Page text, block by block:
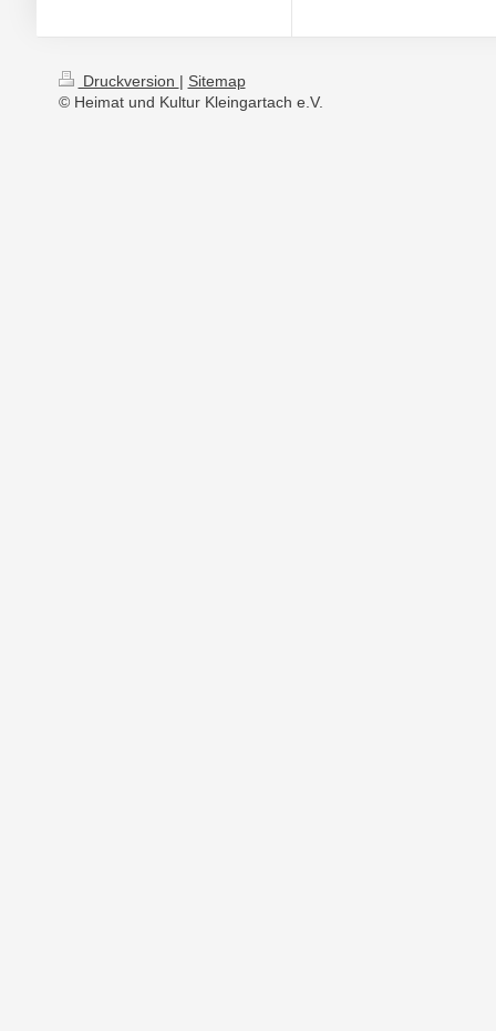
Druckversion | Sitemap
© Heimat und Kultur Kleingartach e.V.